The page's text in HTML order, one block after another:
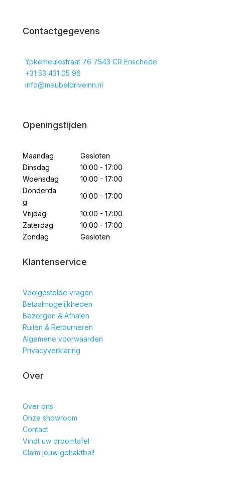
Contactgegevens
Ypkemeulestraat 76 7543 CR Enschede
+31 53 431 05 96
info@meubeldriveinn.nl
Openingstijden
Maandag
Gesloten
Dinsdag
10:00 - 17:00
Woensdag
10:00 - 17:00
Donderda
g
10:00 - 17:00
Vrijdag
10:00 - 17:00
Zaterdag
10:00 - 17:00
Zondag
Gesloten
Klantenservice
Veelgestelde vragen
Betaalmogelijkheden
Bezorgen & Afhalen
Ruilen & Retourneren
Algemene voorwaarden
Privacyverklaring
Over
Over ons
Onze showroom
Contact
Vindt uw droomtafel
Claim jouw gehaktbal!